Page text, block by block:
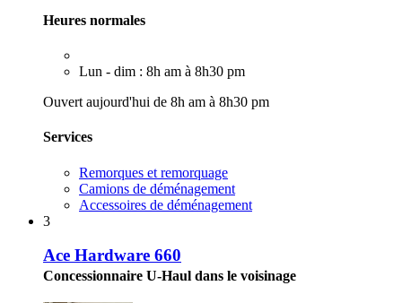
Heures normales
Lun - dim : 8h am à 8h30 pm
Ouvert aujourd'hui de 8h am à 8h30 pm
Services
Remorques et remorquage
Camions de déménagement
Accessoires de déménagement
3
Ace Hardware 660
Concessionnaire U-Haul dans le voisinage